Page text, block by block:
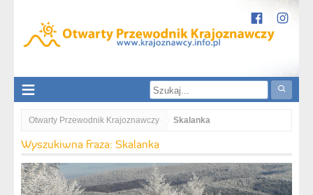
Otwarty Przewodnik Krajoznawczy Skalanka
Wyszukiwna fraza: Skalanka